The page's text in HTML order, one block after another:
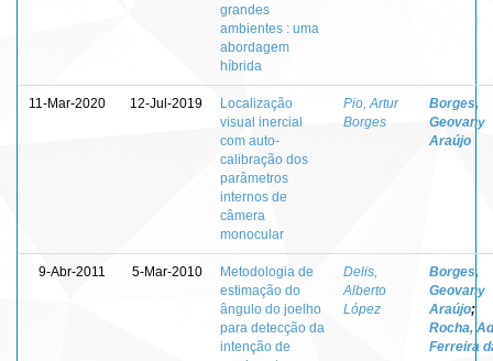
grandes
ambientes : uma
abordagem
híbrida
11-Mar-2020 12-Jul-2019
Localização
visual inercial
com auto-
calibração dos
parâmetros
internos de
câmera
monocular
Pio, Artur
Borges
Borges,
Geovany
Araújo
9-Abr-2011 5-Mar-2010
Metodologia de
estimação do
ângulo do joelho
para detecção da
intenção de
Delis,
Alberto
López
Borges,
Geovany
Araújo;
Rocha,
Ferreira